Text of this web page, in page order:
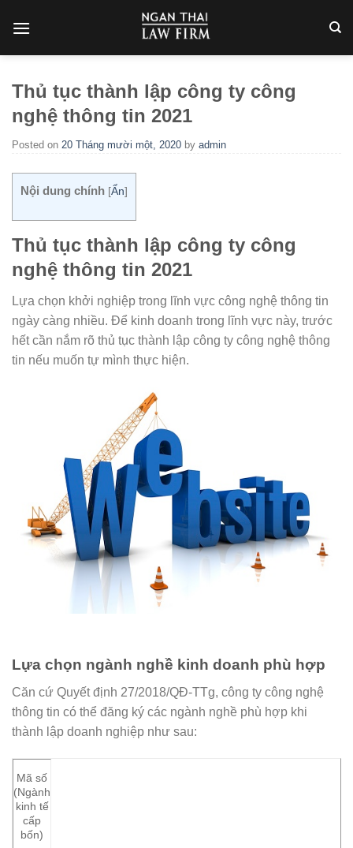
Thủ tục thành lập công ty công
nghệ thông tin 2021
Posted on 20 Tháng mười một, 2020 by admin
Nội dung chính [Ẩn]
Thủ tục thành lập công ty công
nghệ thông tin 2021
Lựa chọn khởi nghiệp trong lĩnh vực công nghệ thông tin
ngày càng nhiều. Để kinh doanh trong lĩnh vực này, trước
hết cần nắm rõ thủ tục thành lập công ty công nghệ thông
tin nếu muốn tự mình thực hiện.
Lựa chọn ngành nghề kinh doanh phù hợp
Căn cứ Quyết định 27/2018/QĐ-TTg, công ty công nghệ
thông tin có thể đăng ký các ngành nghề phù hợp khi
thành lập doanh nghiệp như sau:
Mã số
(Ngành
kinh tế
cấp
bốn)